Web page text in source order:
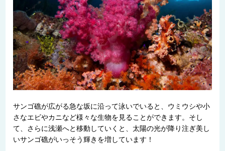
サンゴ礁が広がる急な坂に沿って泳いでいると、ウミウシや小
さなエビやカニなど様々な生物を見ることができます。そし
て、さらに浅瀬へと移動していくと、太陽の光が降り注ぎ美し
いサンゴ礁がいっそう輝きを増しています！